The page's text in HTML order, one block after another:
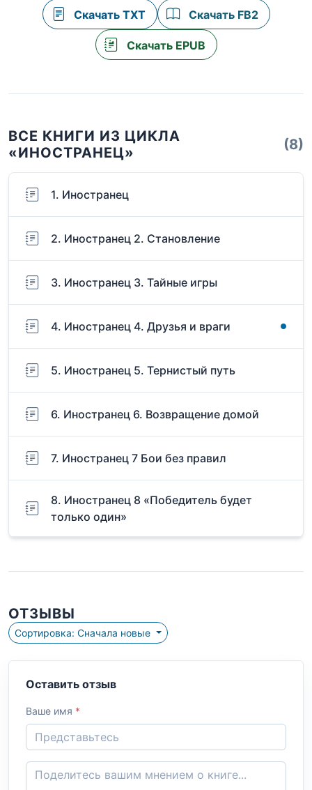
Скачать TXT Скачать FB2
Скачать EPUB
ВСЕ КНИГИ ИЗ ЦИКЛА
«ИНОСТРАНЕЦ»
(8)
1. Иностранец
2. Иностранец 2. Становление
3. Иностранец 3. Тайные игры
4. Иностранец 4. Друзья и враги
5. Иностранец 5. Тернистый путь
6. Иностранец 6. Возвращение домой
7. Иностранец 7 Бои без правил
8. Иностранец 8 «Победитель будет
только один»
ОТЗЫВЫ
Сортировка: Сначала новые
Оставить отзыв
Ваше имя *